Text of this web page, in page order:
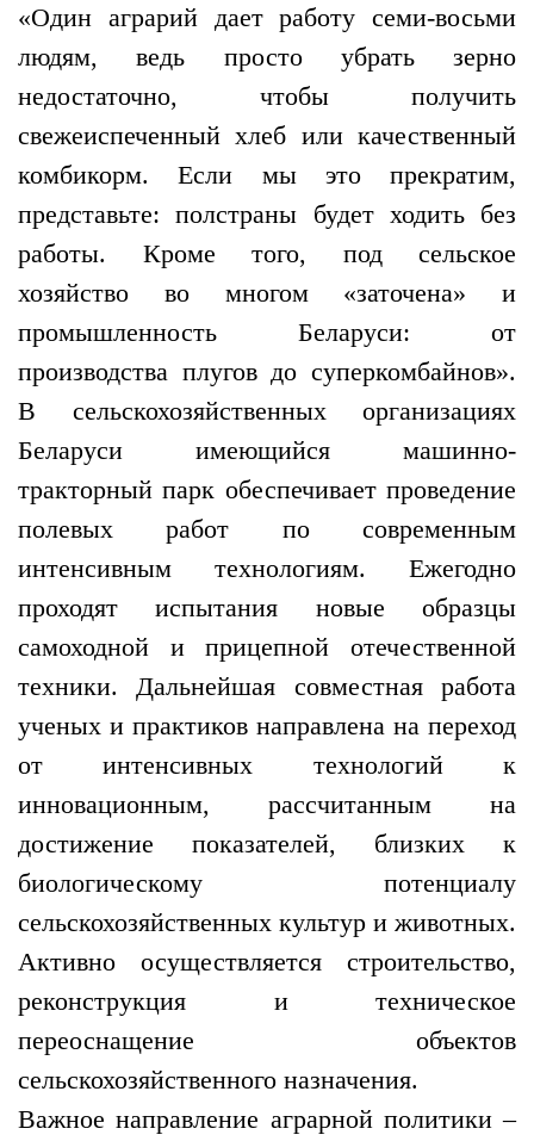
«Один аграрий дает работу семи-восьми
людям, ведь просто убрать зерно
недостаточно, чтобы получить
свежеиспеченный хлеб или качественный
комбикорм. Если мы это прекратим,
представьте: полстраны будет ходить без
работы. Кроме того, под сельское
хозяйство во многом «заточена» и
промышленность Беларуси: от
производства плугов до суперкомбайнов».
В сельскохозяйственных организациях
Беларуси имеющийся машинно-
тракторный парк обеспечивает проведение
полевых работ по современным
интенсивным технологиям. Ежегодно
проходят испытания новые образцы
самоходной и прицепной отечественной
техники. Дальнейшая совместная работа
ученых и практиков направлена на переход
от интенсивных технологий к
инновационным, рассчитанным на
достижение показателей, близких к
биологическому потенциалу
сельскохозяйственных культур и животных.
Активно осуществляется строительство,
реконструкция и техническое
переоснащение объектов
сельскохозяйственного назначения.
Важное направление аграрной политики –